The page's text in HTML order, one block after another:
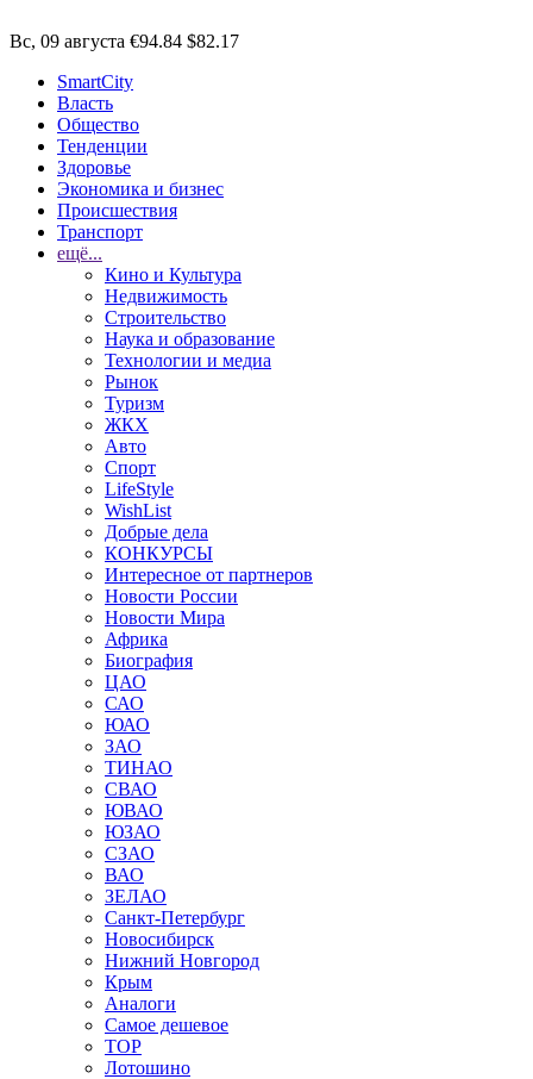
Вс, 09 августа €94.84 $82.17
SmartCity
Власть
Общество
Тенденции
Здоровье
Экономика и бизнес
Происшествия
Транспорт
ещё...
Кино и Культура
Недвижимость
Строительство
Наука и образование
Технологии и медиа
Рынок
Туризм
ЖКХ
Авто
Спорт
LifeStyle
WishList
Добрые дела
КОНКУРСЫ
Интересное от партнеров
Новости России
Новости Мира
Африка
Биография
ЦАО
САО
ЮАО
ЗАО
ТИНАО
СВАО
ЮВАО
ЮЗАО
СЗАО
ВАО
ЗЕЛАО
Санкт-Петербург
Новосибирск
Нижний Новгород
Крым
Аналоги
Самое дешевое
TOP
Лотошино